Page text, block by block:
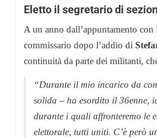
Eletto il segretario di
A un anno dall’appuntamento
commissario dopo l’addio di
continuità da parte dei militanti,
“Durante il mio incarico da
solida – ha esordito il 36enne,
durante i quali affronteremo le
elettorale, tutti uniti. C’è però